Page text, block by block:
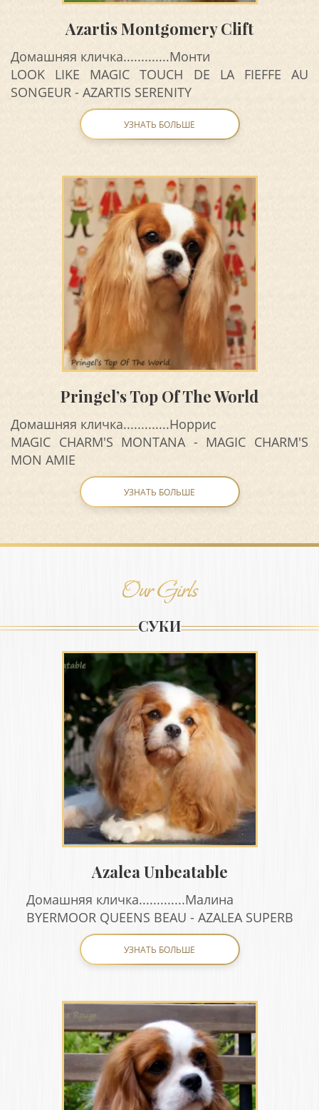
Azartis Montgomery Clift
Домашняя кличка.............Монти
LOOK LIKE MAGIC TOUCH DE LA FIEFFE AU
SONGEUR - AZARTIS SERENITY
УЗНАТЬ БОЛЬШЕ
Pringel’s Top Of The World
Домашняя кличка.............Норрис
MAGIC CHARM'S MONTANA - MAGIC CHARM'S
MON AMIE
УЗНАТЬ БОЛЬШЕ
Our Girls
СУКИ
Azalea Unbeatable
Домашняя кличка.............Малина
BYERMOOR QUEENS BEAU - AZALEA SUPERB
УЗНАТЬ БОЛЬШЕ